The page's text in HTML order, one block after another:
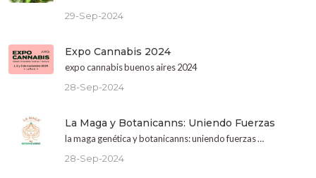
29-Sep-2024
Expo Cannabis 2024
expo cannabis buenos aires 2024
28-Sep-2024
La Maga y Botanicanns: Uniendo Fuerzas
la maga genética y botanicanns: uniendo fuerzas …
28-Sep-2024